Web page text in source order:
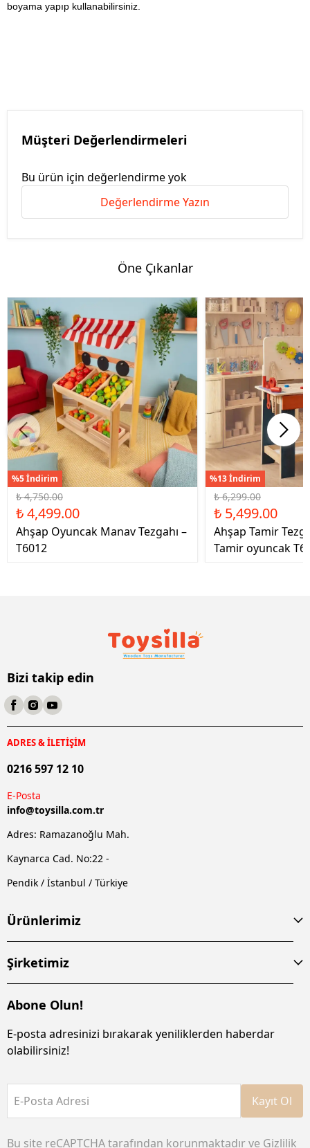
boyama yapıp kullanabilirsiniz.
Müşteri Değerlendirmeleri
Bu ürün için değerlendirme yok
Değerlendirme Yazın
Öne Çıkanlar
%5 İndirim
₺ 4,750.00
₺ 4,499.00
Ahşap Oyuncak Manav Tezgahı –
T6012
%13 İndirim
₺ 6,299.00
₺ 5,499.00
Ahşap Tamir
Tamir oyuncak
Bizi takip edin
ADRES & İLETİŞİM
0216 597 12 10
E-Posta
info@toysilla.com.tr
Adres: Ramazanoğlu Mah.
Kaynarca Cad. No:22 -
Pendik / İstanbul / Türkiye
Ürünlerimiz
Şirketimiz
Abone Olun!
E-posta adresinizi bırakarak yeniliklerden haberdar
olabilirsiniz!
E-Posta Adresi Kayıt Ol
Bu site reCAPTCHA tarafından korunmaktadır ve Gizlilik